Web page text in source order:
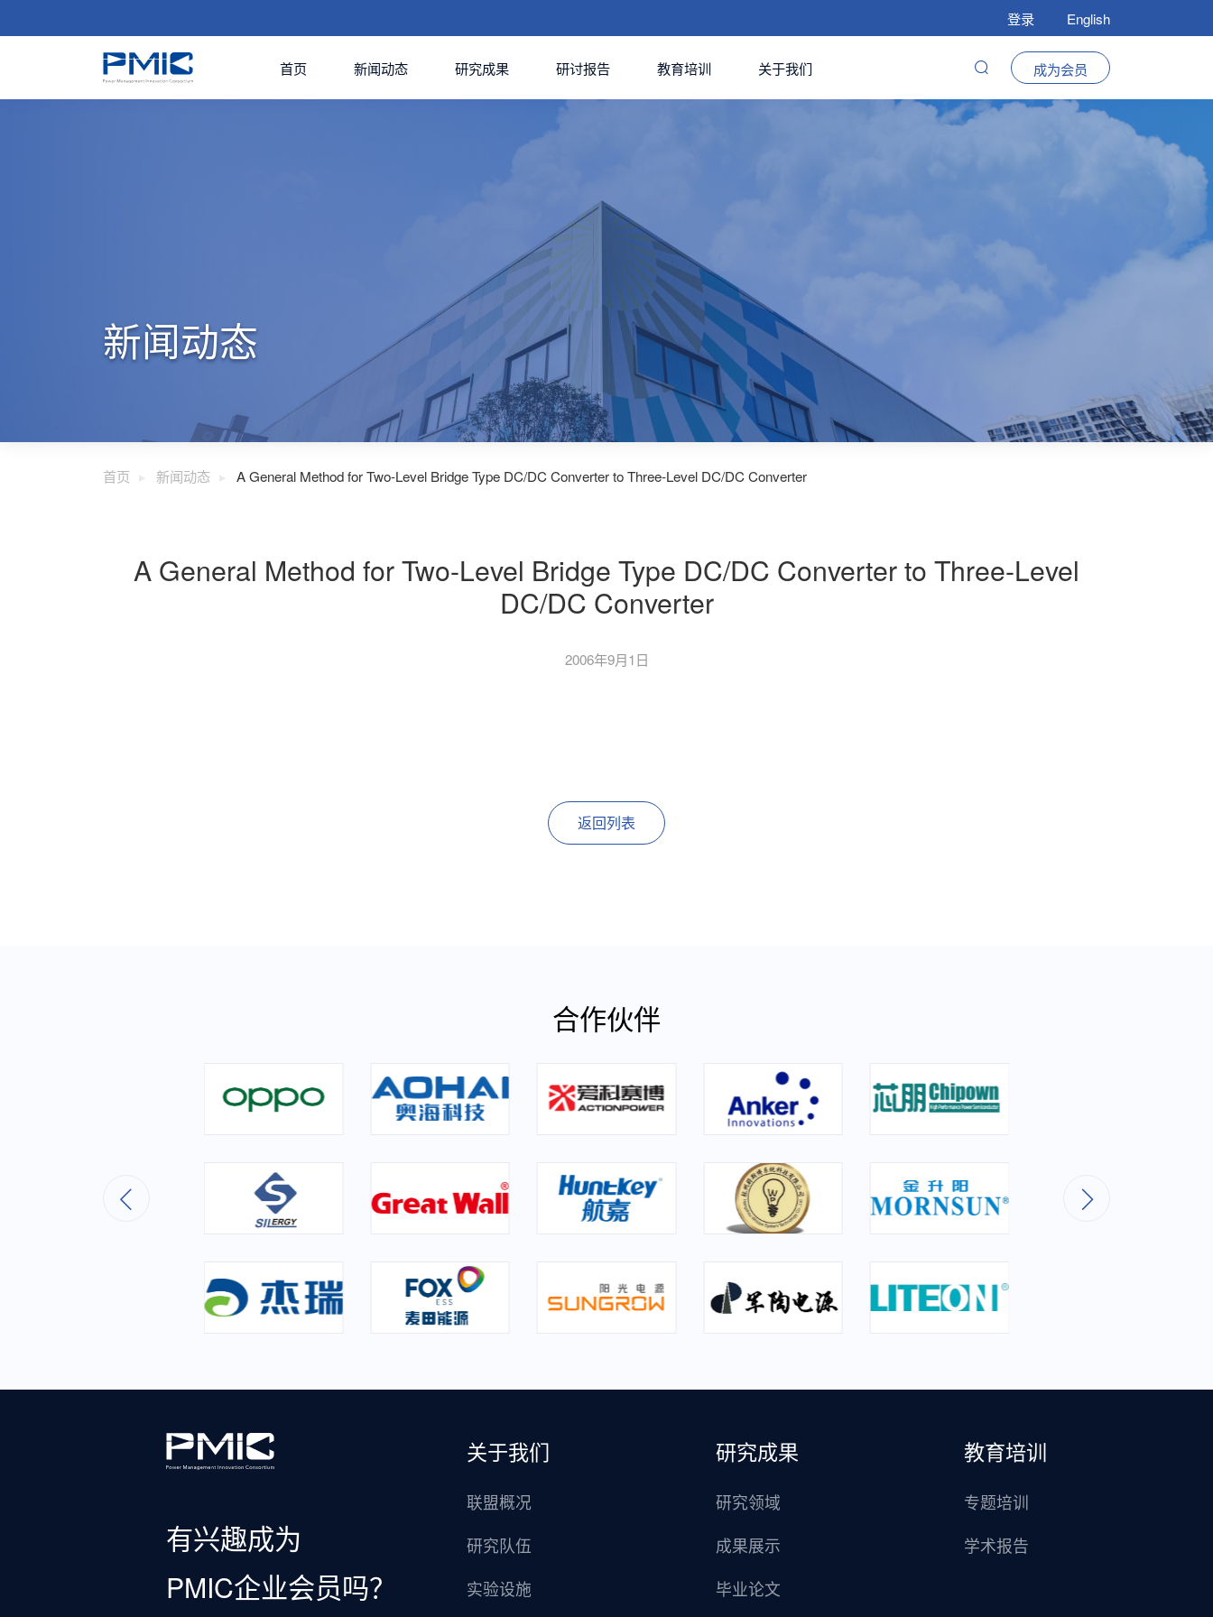
登录 English
首页 新闻动态 研究成果 研讨报告 教育培训 关于我们 成为会员
新闻动态
首页 新闻动态 A General Method for Two-Level Bridge Type DC/DC Converter to Three-Level DC/DC Converter
A General Method for Two-Level Bridge Type DC/DC Converter to Three-Level
DC/DC Converter
2006年9月1日
返回列表
合作伙伴
有兴趣成为
PMIC企业会员吗？
关于我们
联盟概况
研究队伍
实验设施
研究成果
研究领域
成果展示
毕业论文
教育培训
专题培训
学术报告